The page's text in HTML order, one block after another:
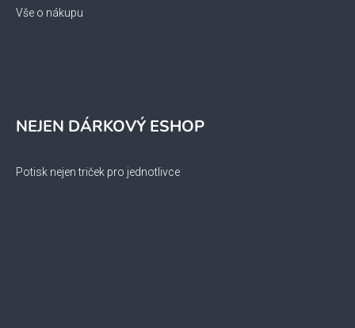
Vše o nákupu
NEJEN DÁRKOVÝ ESHOP
Potisk nejen triček pro jednotlivce